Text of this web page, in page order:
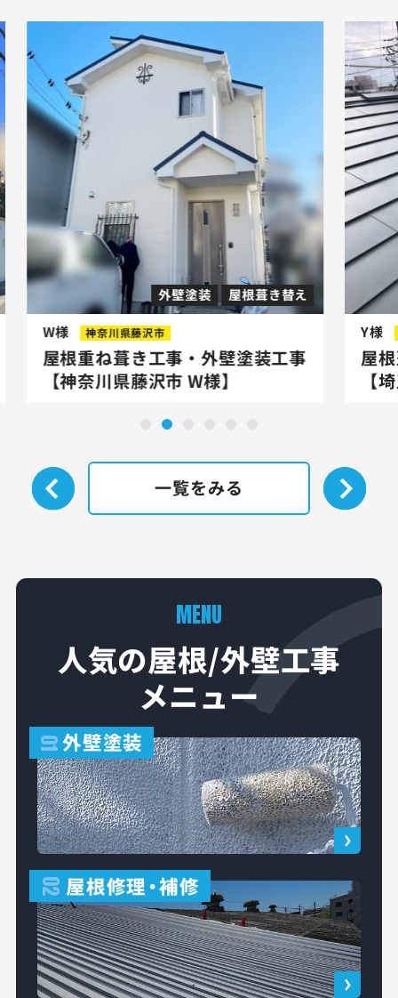
外壁塗装 屋根葺き替え
W様 神奈川県藤沢市
屋根重ね葺き工事・外壁塗装工事
【神奈川県藤沢市 W様】
Y様
屋
【
一覧をみる
MENU
人気の屋根/外壁工事
メニュー
01外壁塗装
02 屋根修理・補修